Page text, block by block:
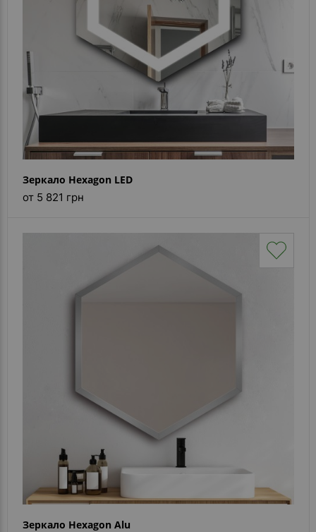
Зеркало Hexagon LED
от 5 821 грн
Зеркало Hexagon Alu